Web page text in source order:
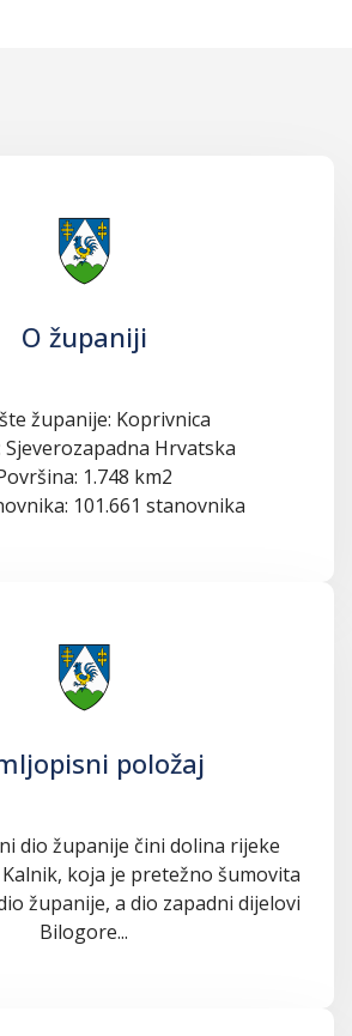
O županiji
županije: Koprivnica
Sjeverozapadna Hrvatska
1.748 km2
101.661 stanovnika
položaj
dio županije čini dolina rijeke
koja je pretežno šumovita
županije, a dio zapadni dijelovi
Bilogore...